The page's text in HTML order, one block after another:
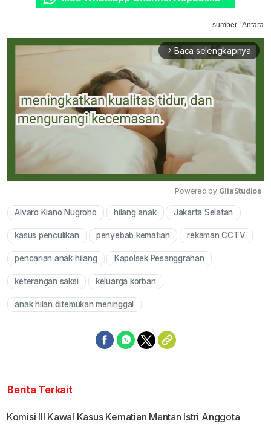
sumber : Antara
arrow_forward_ios Baca selengkapnya
Mute
Powered by GliaStudios
Alvaro Kiano Nugroho hilang anak Jakarta Selatan
kasus penculikan penyebab kematian rekaman CCTV
pencarian anak hilang Kapolsek Pesanggrahan
keterangan saksi keluarga korban
anak hilan ditemukan meninggal
Berita Terkait
Komisi III Kawal Kasus Kematian Mantan Istri Anggota